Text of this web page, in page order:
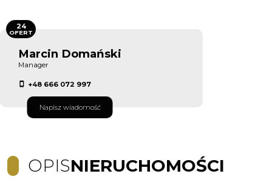
Marcin Domański
Manager
+48 666 072 997
Napisz wiadomość
24
OFERT
OPISNIERUCHOMOŚCI